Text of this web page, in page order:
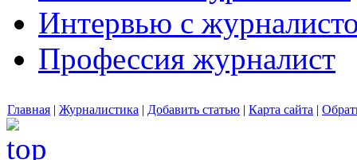
Интервью с
Профессия журналист
Главная | Журналистика | Добавить статью | Карта сайта |